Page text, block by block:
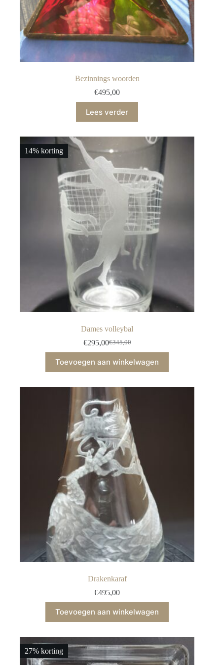
Bezinnings woorden
€495,00
Lees verder
14% korting
Dames volleybal
€345,00
Oorspronkelijke
prijs
was:
€345,00.
€295,00Huidige
prijs
is:
€295,00.
Toevoegen aan winkelwagen
Drakenkaraf
€495,00
Toevoegen aan winkelwagen
27% korting